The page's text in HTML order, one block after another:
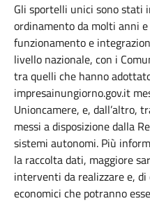
Gli sportelli unici sono
ordinamento da molti anni
funzionamento e
livello nazionale, con i
tra quelli che hanno
impresainungiorno.gov.it
Unioncamere, e, dall’altro,
messi a disposizione dalla
sistemi autonomi. Più
la raccolta dati, maggiore
interventi da realizzare e,
economici che potranno